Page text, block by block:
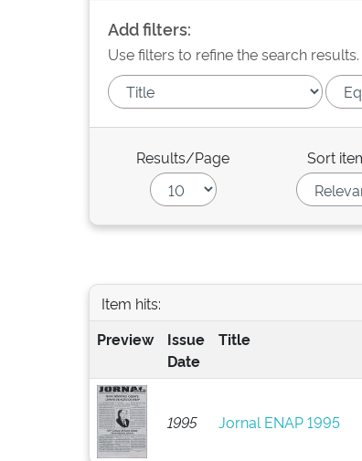
Add filters:
Use filters to refine the search results.
Results/Page Sort
Item hits:
Preview
Issue
Date
Title
1995 Jornal ENAP 1995